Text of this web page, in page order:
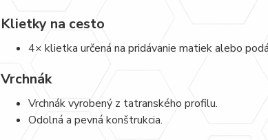
Klietky na cesto
4× klietka určená na pridávanie matiek alebo
Vrchnák
Vrchnák vyrobený z tatranského profilu.
Odolná a pevná konštrukcia.